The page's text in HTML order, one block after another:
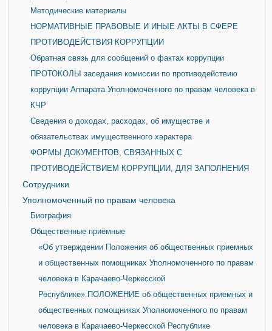
Методические материалы
НОРМАТИВНЫЕ ПРАВОВЫЕ И ИНЫЕ АКТЫ В СФЕРЕ
ПРОТИВОДЕЙСТВИЯ КОРРУПЦИИ
Обратная связь для сообщений о фактах коррупции
ПРОТОКОЛЫ заседания комиссии по противодействию
коррупции Аппарата Уполномоченного по правам человека в
КЧР
Сведения о доходах, расходах, об имуществе и
обязательствах имущественного характера
ФОРМЫ ДОКУМЕНТОВ, СВЯЗАННЫХ С
ПРОТИВОДЕЙСТВИЕМ КОРРУПЦИИ, ДЛЯ ЗАПОЛНЕНИЯ
Сотрудники
Уполномоченный по правам человека
Биография
Общественные приёмные
«Об утверждении Положения об общественных приемных
и общественных помощниках Уполномоченного по правам
человека в Карачаево-Черкесской
Республике».ПОЛОЖЕНИЕ об общественных приемных и
общественных помощниках Уполномоченного по правам
человека в Карачаево-Черкесской Республике